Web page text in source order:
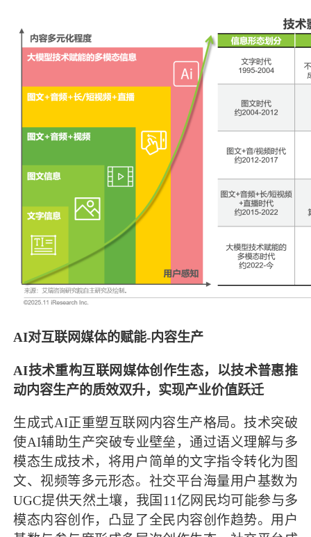
AI对互联网媒体的赋能-内容生产
AI技术重构互联网媒体创作生态，以技术普惠推
动内容生产的质效双升，实现产业价值跃迁
生成式AI正重塑互联网内容生产格局。技术突破
使AI辅助生产突破专业壁垒，通过语义理解与多
模态生成技术，将用户简单的文字指令转化为图
文、视频等多元形态。社交平台海量用户基数为
UGC提供天然土壤，我国11亿网民均可能参与多
模态内容创作，凸显了全民内容创作趋势。用户